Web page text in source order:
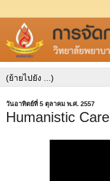
วันอาทิตย์ที่ 5 ตุลาคม พ.ศ. 2557
Humanistic Care